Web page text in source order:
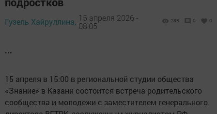
Гузель Хайруллина, 15 апреля 2026 -
08:05
283 0 0
...
15 апреля в 15:00 в региональной студии общества
«Знание» в Казани состоится встреча родительского
сообщества и молодежи с заместителем генерального